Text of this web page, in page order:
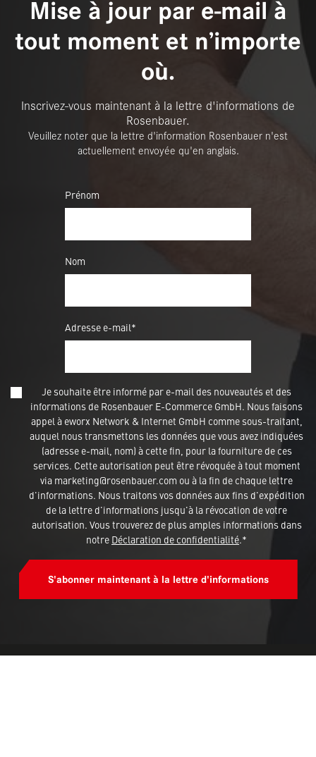
Mise à jour par e-mail à
tout moment et n’importe
où.
Inscrivez-vous maintenant à la lettre d'informations de
Rosenbauer.
Veuillez noter que la lettre d'information Rosenbauer n'est
actuellement envoyée qu'en anglais.
Prénom
Nom
Adresse e-mail*
Je souhaite être informé par e-mail des nouveautés et des
informations de Rosenbauer E-Commerce GmbH. Nous faisons
appel à eworx Network & Internet GmbH comme sous-traitant,
auquel nous transmettons les données que vous avez indiquées
(adresse e-mail, nom) à cette fin, pour la fourniture de ces
services. Cette autorisation peut être révoquée à tout moment
via marketing@rosenbauer.com ou à la fin de chaque lettre
d'informations. Nous traitons vos données aux fins d'expédition
de la lettre d'informations jusqu'à la révocation de votre
autorisation. Vous trouverez de plus amples informations dans
notre Déclaration de confidentialité.*
S'abonner maintenant à la lettre d'informations